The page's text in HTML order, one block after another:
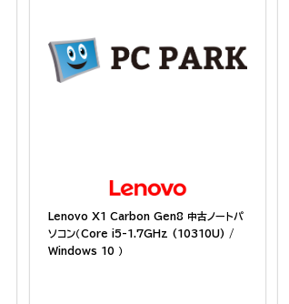
Lenovo X1 Carbon Gen8 中古ノートパ
ソコン（Core i5-1.7GHz (10310U) /
Windows 10 ）